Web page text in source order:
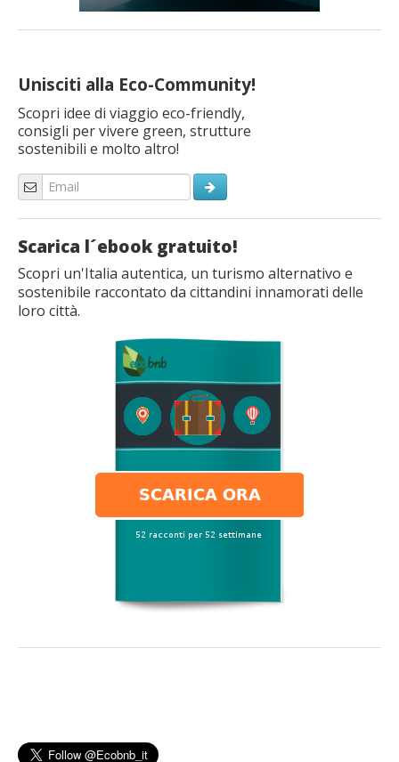
Unisciti alla Eco-Community!
Scopri idee di viaggio eco-friendly,
consigli per vivere green, strutture
sostenibili e molto altro!
Scarica l´ebook gratuito!
Scopri un'Italia autentica, un turismo alternativo e
sostenibile raccontato da cittandini innamorati delle
loro città.